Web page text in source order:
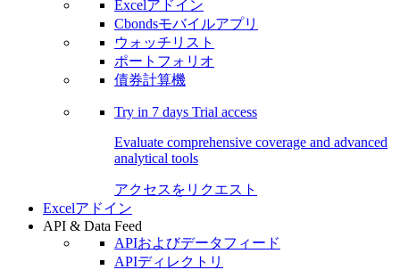
Excelアドイン
Cbondsモバイルアプリ
ウォッチリスト
ポートフォリオ
債券計算機
Try in 7 days Trial access
Evaluate comprehensive coverage and advanced
analytical tools
アクセスをリクエスト
Excelアドイン
API & Data Feed
APIおよびデータフィード
APIディレクトリ